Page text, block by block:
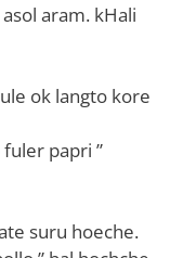
aram. kHali
ok langto kore
papri ”
suru hoeche.